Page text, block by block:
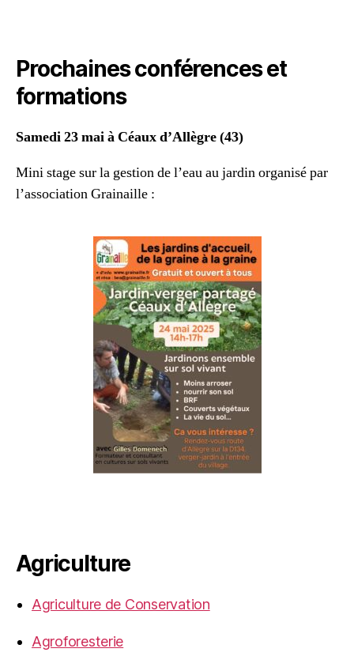
Prochaines conférences et
formations
Samedi 23 mai à Céaux d’Allègre (43)
Mini stage sur la gestion de l’eau au jardin organisé par
l’association Grainaille :
Agriculture
Agriculture de Conservation
Agroforesterie